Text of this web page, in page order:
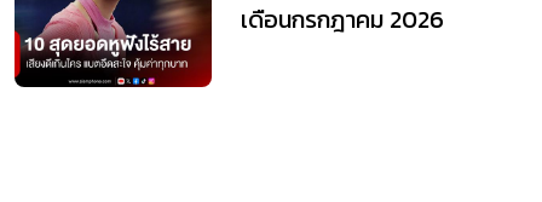
เดือนกรกฎาคม 2026